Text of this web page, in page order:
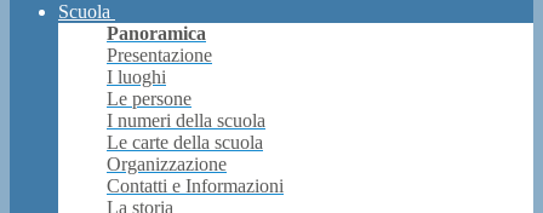
Scuola
Panoramica
Presentazione
I luoghi
Le persone
I numeri della scuola
Le carte della scuola
Organizzazione
Contatti e Informazioni
La storia